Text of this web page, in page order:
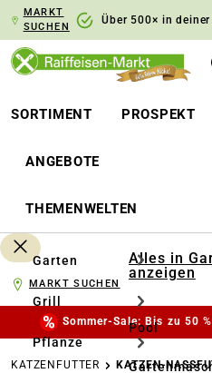
Zur
MARKT
SUCHEN
Über 500× in deiner
SORTIMENT PROSPEKT
ANGEBOTE
THEMENWELTEN
Garten
Grill
Pflanze
Alles in
anzeigen
Pool
MARKT SUCHEN
Sommer-Sale: Bis zu 50
KATZENFUTTER KATZEN-